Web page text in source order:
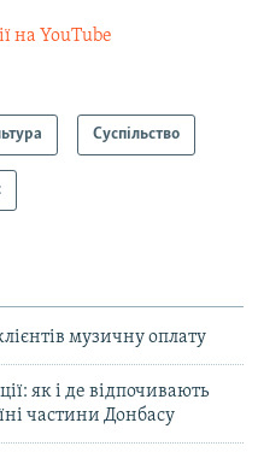
на YouTube
Суспільство
музичну оплату
як і де відпочивають
частини Донбасу